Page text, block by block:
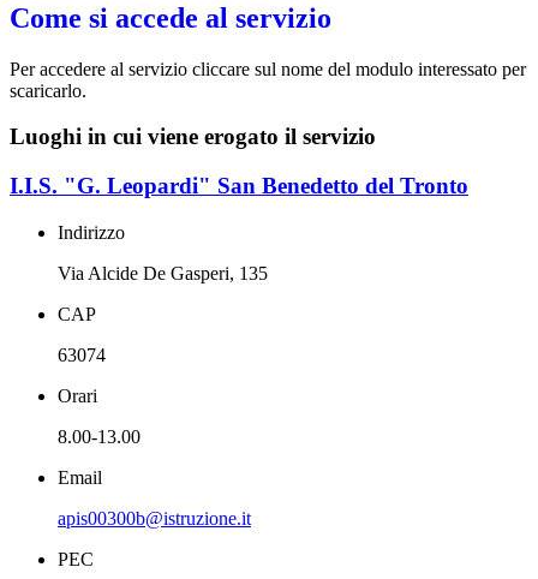
Come si accede al servizio
Per accedere al servizio cliccare sul nome del modulo interessato per
scaricarlo.
Luoghi in cui viene erogato il servizio
I.I.S. "G. Leopardi" San Benedetto del Tronto
Indirizzo
Via Alcide De Gasperi, 135
CAP
63074
Orari
8.00-13.00
Email
apis00300b@istruzione.it
PEC